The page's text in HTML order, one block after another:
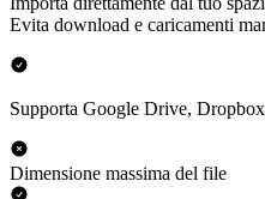
Evita download e caricamenti
Supporta Google Drive,
Dimensione massima del file